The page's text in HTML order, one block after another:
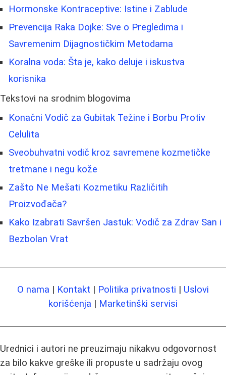
Hormonske Kontraceptive: Istine i Zablude
Prevencija Raka Dojke: Sve o Pregledima i
Savremenim Dijagnostičkim Metodama
Koralna voda: Šta je, kako deluje i iskustva
korisnika
Tekstovi na srodnim blogovima
Konačni Vodič za Gubitak Težine i Borbu Protiv
Celulita
Sveobuhvatni vodič kroz savremene kozmetičke
tretmane i negu kože
Zašto Ne Mešati Kozmetiku Različitih
Proizvođača?
Kako Izabrati Savršen Jastuk: Vodič za Zdrav San i
Bezbolan Vrat
O nama | Kontakt | Politika privatnosti | Uslovi
korišćenja | Marketinški servisi
Urednici i autori ne preuzimaju nikakvu odgovornost
za bilo kakve greške ili propuste u sadržaju ovog